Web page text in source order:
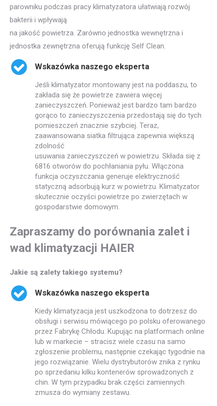
parowniku podczas pracy klimatyzatora ułatwiają rozwój
bakterii i wpływają
na jakość powietrza. Zarówno jednostka wewnętrzna i
jednostka zewnętrzna oferują funkcję Self Clean.
Wskazówka naszego eksperta
Jeśli klimatyzator montowany jest na poddaszu, to
zakłada się że powietrze zawiera więcej
zanieczyszczeń. Ponieważ jest bardzo tam bardzo
gorąco to zanieczyszczenia przedostają się do tych
pomieszczeń znacznie szybciej. Teraz,
zaawansowana siatka filtrująca zapewnia większą
zdolność
usuwania zanieczyszczeń w powietrzu. Składa się z
6816 otworów do pochłaniania pyłu. Włączona
funkcja oczyszczania generuje elektryczność
statyczną adsorbują kurz w powietrzu. Klimatyzator
skutecznie oczyści powietrze po zwierzętach w
gospodarstwie domowym.
Zapraszamy do porównania zalet i
wad klimatyzacji HAIER
Jakie są zalety takiego systemu?
Wskazówka naszego eksperta
Kiedy klimatyzacja jest uszkodzona to dotrzesz do
obsługi i serwisu mówiącego po polsku oferowanego
przez Fabrykę Chłodu. Kupując na platformach online
lub w markecie – stracisz wiele czasu na samo
zgłoszenie problemu, następnie czekając tygodnie na
jego rozwiązanie. Wielu dystrybutorów znika z rynku
po sprzedaniu kilku kontenerów sprowadzonych z
chin. W tym przypadku brak części zamiennych
zmusza do wymiany zestawu.